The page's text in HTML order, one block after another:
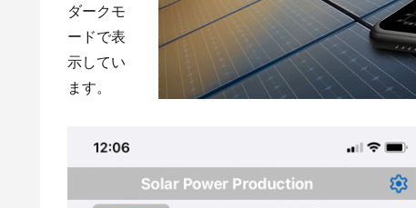
ダークモ
ードで表
示してい
ます。